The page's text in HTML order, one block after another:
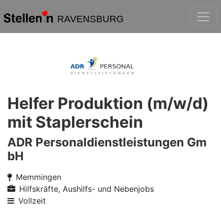
RAVENSBURG
Helfer Produktion (m/w/d)
mit Staplerschein
ADR Personaldienstleistungen Gm
bH
Memmingen
Hilfskräfte, Aushilfs- und Nebenjobs
Vollzeit